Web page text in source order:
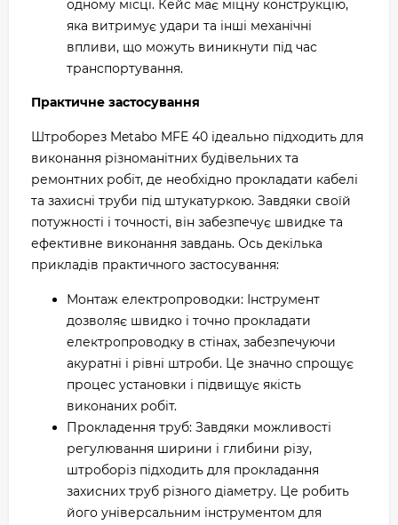
одному місці. Кейс має міцну конструкцію,
яка витримує удари та інші механічні
впливи, що можуть виникнути під час
транспортування.
Практичне застосування
Штроборез Metabo MFE 40 ідеально підходить для
виконання різноманітних будівельних та
ремонтних робіт, де необхідно прокладати кабелі
та захисні труби під штукатуркою. Завдяки своїй
потужності і точності, він забезпечує швидке та
ефективне виконання завдань. Ось декілька
прикладів практичного застосування:
Монтаж електропроводки: Інструмент
дозволяє швидко і точно прокладати
електропроводку в стінах, забезпечуючи
акуратні і рівні штроби. Це значно спрощує
процес установки і підвищує якість
виконаних робіт.
Прокладення труб: Завдяки можливості
регулювання ширини і глибини різу,
штроборіз підходить для прокладання
захисних труб різного діаметру. Це робить
його універсальним інструментом для